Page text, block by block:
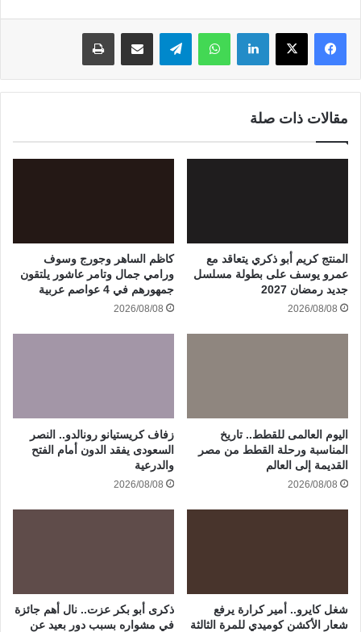
لينكدإن واتساب
مقالات ذات صلة
المنتج كريم أبو ذكري يتعاقد مع
عمرو يوسف على بطولة مسلسل
جديد رمضان 2027
2026/08/08
كاظم الساهر وجورج وسوف
ورامي جمال وتامر عاشور يلتقون
جمهورهم في 4 عواصم عربية
2026/08/08
اليوم العالمى للقطط.. تاريخ
المناسبة ورحلة القطط من مصر
القديمة إلى العالم
2026/08/08
زفاف كريستيانو رونالدو.. النصر
السعودى يفقد الدون أمام الفتح
والدرعية
2026/08/08
شغل كايرو.. أمير كرارة يرفع
شعار الأكشن كوميدي للمرة الثالثة
ذكرى أبو بكر عزت.. نال أهم جائزة
في مشواره بسبب دور بعيد عن